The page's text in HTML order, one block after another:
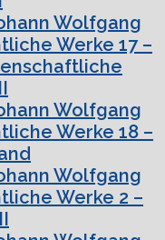
Wolfgang
Werke 17 –
Wolfgang
Werke 18 –
Wolfgang
Werke 2 –